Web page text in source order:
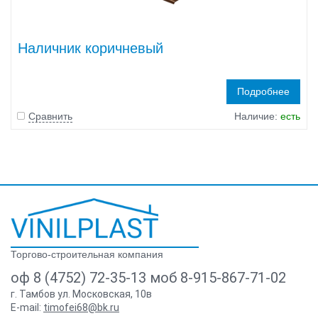
Наличник коричневый
Подробнее
Сравнить Наличие: есть
Торгово-строительная компания
оф 8 (4752) 72-35-13 моб 8-915-867-71-02
г. Тамбов ул. Московская, 10в
E-mail: timofei68@bk.ru